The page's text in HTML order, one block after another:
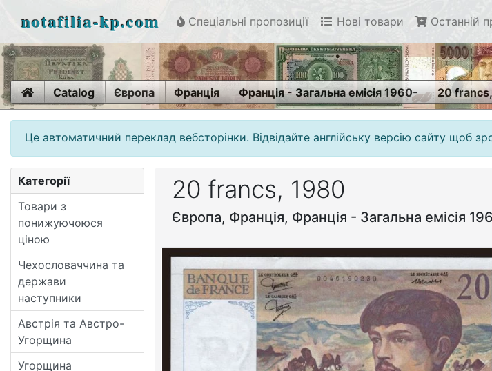
notafilia-kp.com Спеціальні пропозиції Нові товари Останній
HomeCatalog Європа Франція Франція - Загальна емісія 1960- 20
Це автоматичний переклад вебсторінки. Відвідайте англійську версію сайту щоб
Категорії
Товари з
понижуючоюся
ціною
Чехословаччина та
держави
наступники
Австрія та Австро-
Угорщина
Угорщина
20 francs, 1980
Європа, Франція, Франція - Загальна емісія